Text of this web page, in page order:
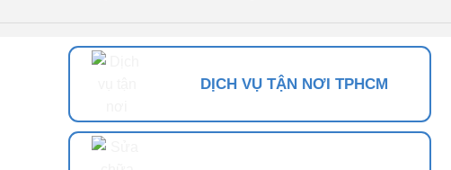
DỊCH VỤ TẬN NƠI TPHCM